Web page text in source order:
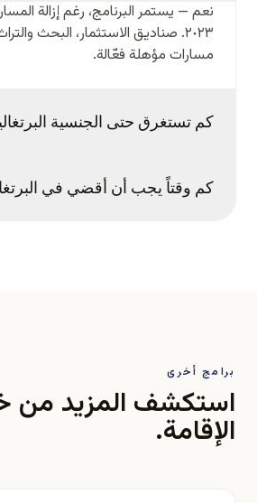
نعم — يستمر البرنامج، رغم إزالة
٢٠٢٣. صناديق الاستثمار، البحث
مسارات مؤهلة فعّالة.
كم تستغرق حتى الجنسية
كم وقتاً يجب أن أقضي في
برامج أخرى
استكشف المزيد من
الإقامة.